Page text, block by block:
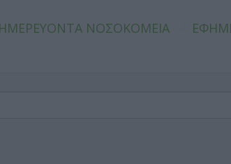
ΝΟΣΟΚΟΜΕΙΑ